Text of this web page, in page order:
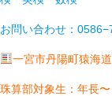
お問い合わせ：
一宮市丹陽町猿海
珠算部対象生：年長〜